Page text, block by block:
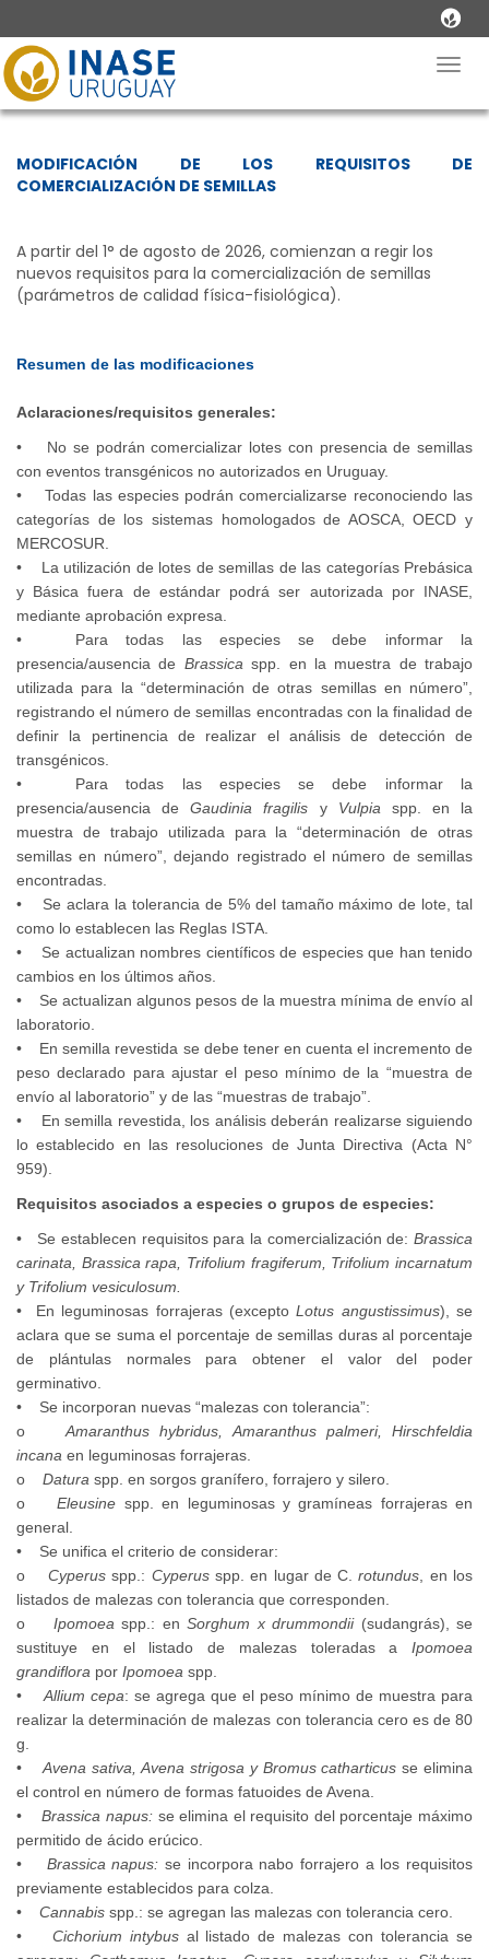
MODIFICACIÓN DE LOS REQUISITOS DE
COMERCIALIZACIÓN DE SEMILLAS
A partir del 1° de agosto de 2026, comienzan a regir los
nuevos requisitos para la comercialización de semillas
(parámetros de calidad física-fisiológica).
Resumen de las modificaciones
Aclaraciones/requisitos generales:
• No se podrán comercializar lotes con presencia de semillas
con eventos transgénicos no autorizados en Uruguay.
• Todas las especies podrán comercializarse reconociendo las
categorías de los sistemas homologados de AOSCA, OECD y
MERCOSUR.
• La utilización de lotes de semillas de las categorías Prebásica
y Básica fuera de estándar podrá ser autorizada por INASE,
mediante aprobación expresa.
• Para todas las especies se debe informar la
presencia/ausencia de Brassica spp. en la muestra de trabajo
utilizada para la “determinación de otras semillas en número”,
registrando el número de semillas encontradas con la finalidad de
definir la pertinencia de realizar el análisis de detección de
transgénicos.
• Para todas las especies se debe informar la
presencia/ausencia deGaudinia fragilis y Vulpia spp. en la
muestra de trabajo utilizada para la “determinación de otras
semillas en número”, dejando registrado el número de semillas
encontradas.
• Se aclara la tolerancia de 5% del tamaño máximo de lote, tal
como lo establecen las Reglas ISTA.
• Se actualizan nombres científicos de especies que han tenido
cambios en los últimos años.
• Se actualizan algunos pesos de la muestra mínima de envío al
laboratorio.
• En semilla revestida se debe tener en cuenta el incremento de
peso declarado para ajustar el peso mínimo de la “muestra de
envío al laboratorio” y de las “muestras de trabajo”.
• En semilla revestida, los análisis deberán realizarse siguiendo
lo establecido en las resoluciones de Junta Directiva (Acta N°
959).
Requisitos asociados a especies o grupos de especies:
• Se establecen requisitos para la comercialización de: Brassica
carinata, Brassica rapa, Trifolium fragiferum, Trifolium incarnatum
y Trifolium vesiculosum.
• En leguminosas forrajeras (exceptoLotus angustissimus), se
aclara que se suma el porcentaje de semillas duras al porcentaje
de plántulas normales para obtener el valor del poder
germinativo.
• Se incorporan nuevas “malezas con tolerancia”:
o Amaranthus hybridus, Amaranthus palmeri, Hirschfeldia
incana en leguminosas forrajeras.
o Datura spp. en sorgos granífero, forrajero y silero.
oEleusine spp. en leguminosas y gramíneas forrajeras en
general.
• Se unifica el criterio de considerar:
o
Cyperus spp.: Cyperusspp. en lugar de C.rotundus , en los
listados de malezas con tolerancia que corresponden.
o Ipomoea spp.: enSorghum x drummondii(sudangrás), se
sustituye en el listado de malezas toleradas a Ipomoea
grandiflora por Ipomoea spp.
• Allium cepa: se agrega que el peso mínimo de muestra para
realizar la determinación de malezas con tolerancia cero es de 80
g.
•Avena sativa, Avena strigosa y Bromus catharticus se elimina
el control en número de formas fatuoides de Avena.
•Brassica napus: se elimina el requisito del porcentaje máximo
permitido de ácido erúcico.
• Brassica napus: se incorpora nabo forrajero a los requisitos
previamente establecidos para colza.
• Cannabis spp.: se agregan las malezas con tolerancia cero.
• Cichorium intybus al listado de malezas con tolerancia se